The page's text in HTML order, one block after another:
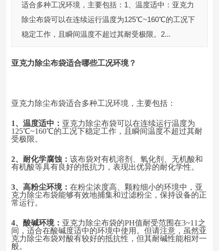
适合多种工况环境，主要包括：1、温度适中：亚克力
除尘布袋可以在连续运行温度为125℃~160℃的工况下
稳定工作，且瞬间温度不超过其耐受极限。2...
亚克力除尘布袋适合哪些工况环境？
亚克力除尘布袋适合多种工况环境，主要包括：
1、温度适中： 亚克力除尘布袋可以在连续运行温度为
125℃~160℃的工况下稳定工作，且瞬间温度不超过其耐
受极限。
2、耐化学腐蚀：该布袋对有机溶剂、氧化剂、无机酸和
有机酸等具有良好的抵抗力，表现出优异的耐化学性。
3、高粉尘环境：在粉尘浓度高、颗粒细小的环境中，亚
克力除尘布袋能够有效地捕集和过滤粉尘，保持设备的正
常运行。
4、酸碱环境： 亚克力除尘布袋的PH值耐受范围在3~11之
间，适合在酸碱度适中的环境中使用。但请注意，虽然亚
克力除尘布袋对酸有较好的抵抗性，但其耐碱性能相对一
般。